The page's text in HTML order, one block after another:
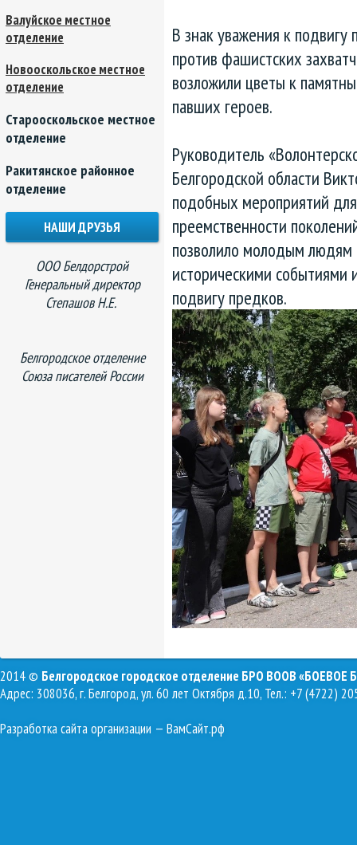
В знак уважения к
против фашистских
возложили цветы к
павших героев.
Руководитель
Белгородской области
подобных мероприятий
преемственности
позволило молодым людям
историческими событиями
подвигу предков.
Валуйское местное
отделение
Новооскольское местное
отделение
Старооскольское местное
отделение
Ракитянское районное
отделение
НАШИ ДРУЗЬЯ
ООО Белдорстрой
Генеральный директор
Степашов Н.Е.
Белгородское отделение
Союза писателей России
2014 © Белгородское городское отделение БРО ВООВ «БОЕВОЕ
Адрес: 308036, г. Белгород, ул. 60 лет Октября д.10, Тел.: +7 (4722)
Разработка сайта организации — ВамСайт.рф